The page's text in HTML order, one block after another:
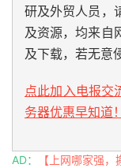
研及外贸人员，
及资源，均来自
及下载，若无意
点此加入电报交
务器优惠早知道！
AD：
【上网哪家强